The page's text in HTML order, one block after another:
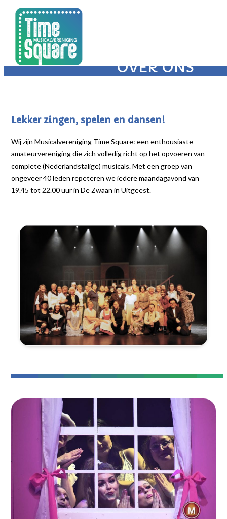
content
Open
mobile
menu
Close
mobile
menu
OVER ONS
Lekker zingen, spelen en dansen!
Wij zijn Musicalvereniging Time Square: een enthousiaste
amateurvereniging die zich volledig richt op het opvoeren van
complete (Nederlandstalige) musicals. Met een groep van
ongeveer 40 leden repeteren we iedere maandagavond van
19.45 tot 22.00 uur in De Zwaan in Uitgeest.